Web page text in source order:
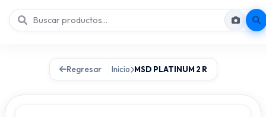
Regresar Inicio MSD PLATINUM 2 R